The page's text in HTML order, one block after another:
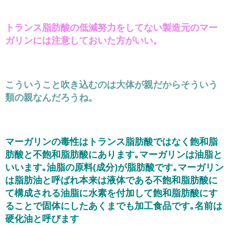
トランス脂肪酸の低減努力をしてない製造元のマー
ガリンには注意しておいた方がいい。
こういうこと吹き込むのは大体が親だからそういう
類の親なんだろうね。
マーガリンの毒性はトランス脂肪酸ではなく飽和脂
肪酸と不飽和脂肪酸にあります｡マーガリンは油脂と
いいます｡油脂の原料(成分)が脂肪酸です｡マーガリン
は脂肪油と呼ばれ本来は液体である不飽和脂肪酸に
て構成される油脂に水素を付加して飽和脂肪酸にす
ることで固体にしたあくまでも加工食品です｡名前は
硬化油と呼びます